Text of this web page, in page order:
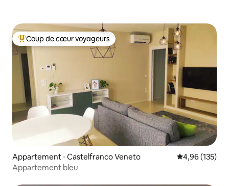
Coups de cœur voyageurs les plus appréciés
Coup de cœur voyageurs
Appartement ⋅ Castelfranco Veneto Évaluation
4,96 (135)
Appartement bleu